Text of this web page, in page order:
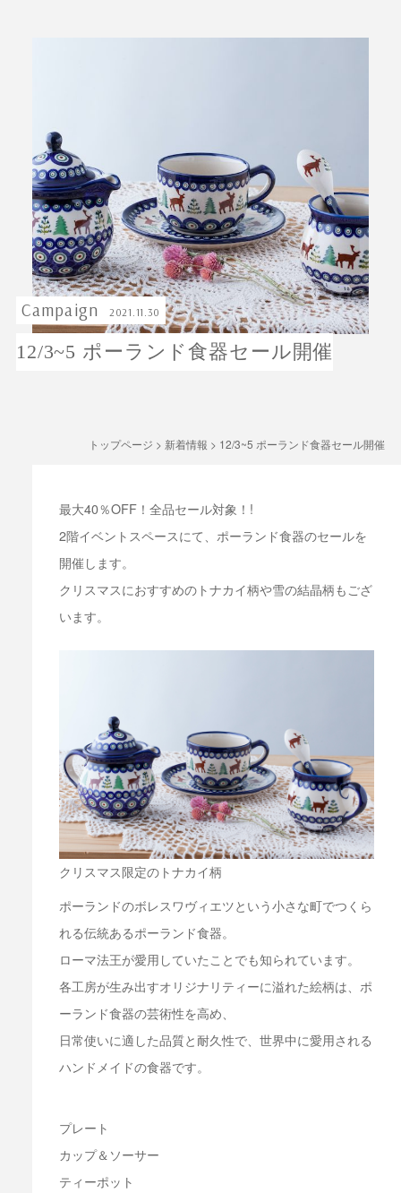
店舗紹介
NEWS 新着情報
ONLINE SHOP オンラインショップ／商品紹介
JOURNAL 読みもの
Campaign 2021.11.30
12/3~5 ポーランド食器セール開催
トップページ > 新着情報 > 12/3~5 ポーランド食器セール開催
最大40％OFF！全品セール対象！!
2階イベントスペースにて、ポーランド食器のセールを
開催します。
クリスマスにおすすめのトナカイ柄や雪の結晶柄もござ
います。
クリスマス限定のトナカイ柄
ポーランドのボレスワヴィエツという小さな町でつくら
れる伝統あるポーランド食器。
ローマ法王が愛用していたことでも知られています。
各工房が生み出すオリジナリティーに溢れた絵柄は、ポ
ーランド食器の芸術性を高め、
日常使いに適した品質と耐久性で、世界中に愛用される
ハンドメイドの食器です。
プレート
カップ＆ソーサー
ティーポット